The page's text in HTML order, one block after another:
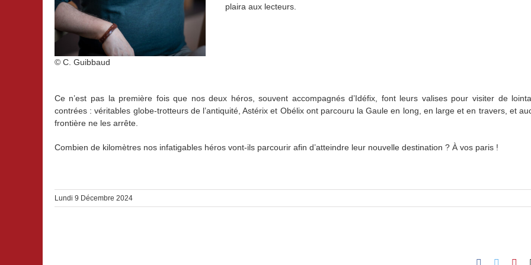
© C. Guibbaud
plaira aux lecteurs.
Ce n’est pas la première fois que nos deux héros, souvent accompagnés d’Idéfix, font leurs valises pour visiter de
contrées : véritables globe-trotteurs de l’antiquité, Astérix et Obélix ont parcouru la Gaule en long, en large et en travers, et
frontière ne les arrête.
Combien de kilomètres nos infatigables héros vont-ils parcourir afin d’atteindre leur nouvelle destination ? À vos paris !
Lundi 9 Décembre 2024
Facebook
Twitter